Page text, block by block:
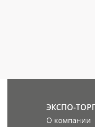
ЭКСПО-
О компании